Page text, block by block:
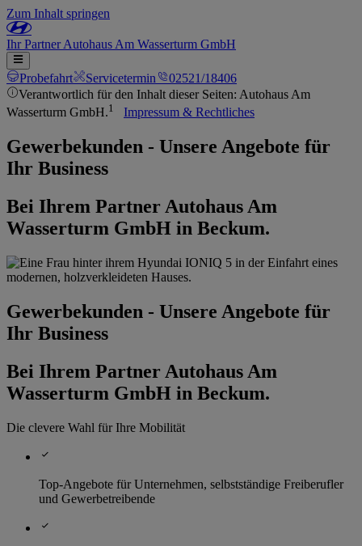
Zum Inhalt springen
IhrPartnerAutohaus Am Wasserturm GmbH
Probefahrt Servicetermin
02521/18406
Verantwortlich für den Inhalt dieser Seiten: Autohaus Am
Wasserturm GmbH.1 Impressum & Rechtliches
Gewerbekunden - Unsere Angebote für
Ihr Business
Bei Ihrem Partner Autohaus Am
Wasserturm GmbH in Beckum.
Gewerbekunden - Unsere Angebote für
Ihr Business
Bei Ihrem Partner Autohaus Am
Wasserturm GmbH in Beckum.
Die clevere Wahl für Ihre Mobilität
Top-Angebote für Unternehmen, selbstständige Freiberufler
und Gewerbetreibende